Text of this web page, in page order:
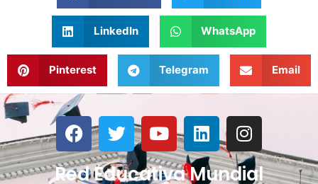
LinkedIn WhatsApp
Pinterest Telegram Email
Red Educativa Mundial